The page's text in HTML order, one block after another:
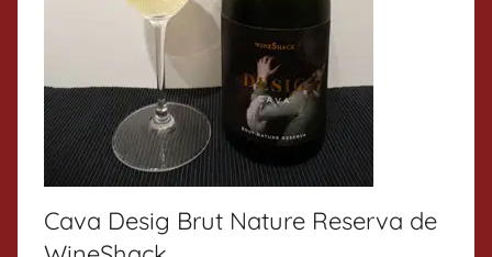
Cava Desig Brut Nature Reserva de